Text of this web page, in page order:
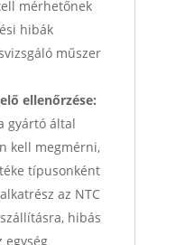
mérhetőnek
hibák
műszer
ellenőrzése:
gyártó által
kell megmérni,
típusonként
az NTC
hibás
egység